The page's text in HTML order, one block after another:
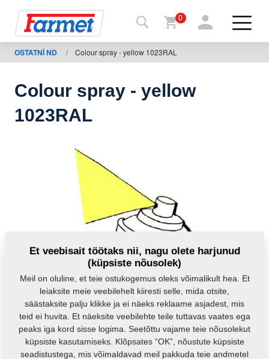
Farmeti
pood
Allalaadimiseks
0
OSTATNÍ ND / Colour spray - yellow 1023RAL
Colour spray - yellow
1023RAL
Et veebisait töötaks nii, nagu olete harjunud
(küpsiste nõusolek)
Meil on oluline, et teie ostukogemus oleks võimalikult hea. Et
leiaksite meie veebilehelt kiiresti selle, mida otsite,
säästaksite palju klikke ja ei näeks reklaame asjadest, mis
teid ei huvita. Et näeksite veebilehte teile tuttavas vaates ega
peaks iga kord sisse logima. Seetõttu vajame teie nõusolekut
küpsiste kasutamiseks. Klõpsates “OK”, nõustute küpsiste
seadistustega, mis võimaldavad meil pakkuda teie andmetel